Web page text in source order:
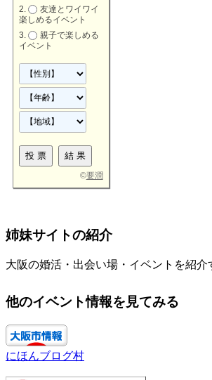
友達とワイワイ
楽しめるイベント
親子で楽しめる
イベント
©要潤
姉妹サイトの紹介
大阪の婚活・出会い場・イベントを紹介
他のイベント情報を見てみる
にほんブログ村